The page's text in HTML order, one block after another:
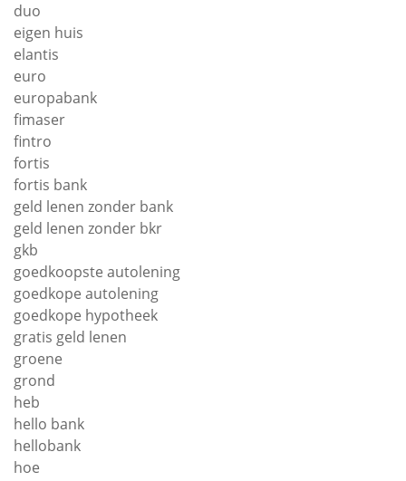
duo
eigen huis
elantis
euro
europabank
fimaser
fintro
fortis
fortis bank
geld lenen zonder bank
geld lenen zonder bkr
gkb
goedkoopste autolening
goedkope autolening
goedkope hypotheek
gratis geld lenen
groene
grond
heb
hello bank
hellobank
hoe